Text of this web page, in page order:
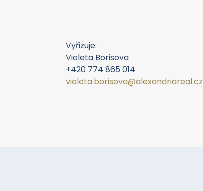
Vyřizuje:
Violeta Borisova
+420 774 865 014
violeta.borisova@alexandriareal.cz